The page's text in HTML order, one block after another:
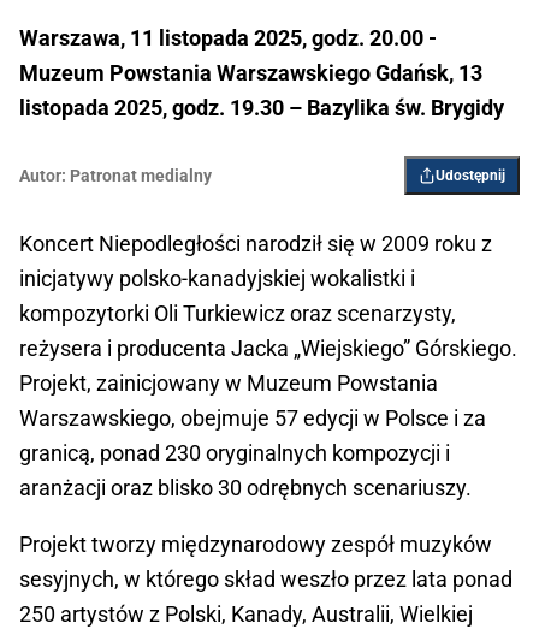
Warszawa, 11 listopada 2025, godz. 20.00 -
Muzeum Powstania Warszawskiego Gdańsk, 13
listopada 2025, godz. 19.30 – Bazylika św. Brygidy
Autor: Patronat medialny Udostępnij
Koncert Niepodległości narodził się w 2009 roku z
inicjatywy polsko-kanadyjskiej wokalistki i
kompozytorki Oli Turkiewicz oraz scenarzysty,
reżysera i producenta Jacka „Wiejskiego” Górskiego.
Projekt, zainicjowany w Muzeum Powstania
Warszawskiego, obejmuje 57 edycji w Polsce i za
granicą, ponad 230 oryginalnych kompozycji i
aranżacji oraz blisko 30 odrębnych scenariuszy.
Projekt tworzy międzynarodowy zespół muzyków
sesyjnych, w którego skład weszło przez lata ponad
250 artystów z Polski, Kanady, Australii, Wielkiej